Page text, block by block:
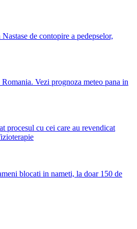
de contopire a pedepselor,
Vezi prognoza meteo pana in
procesul cu cei care au revendicat
blocati in nameti, la doar 150 de